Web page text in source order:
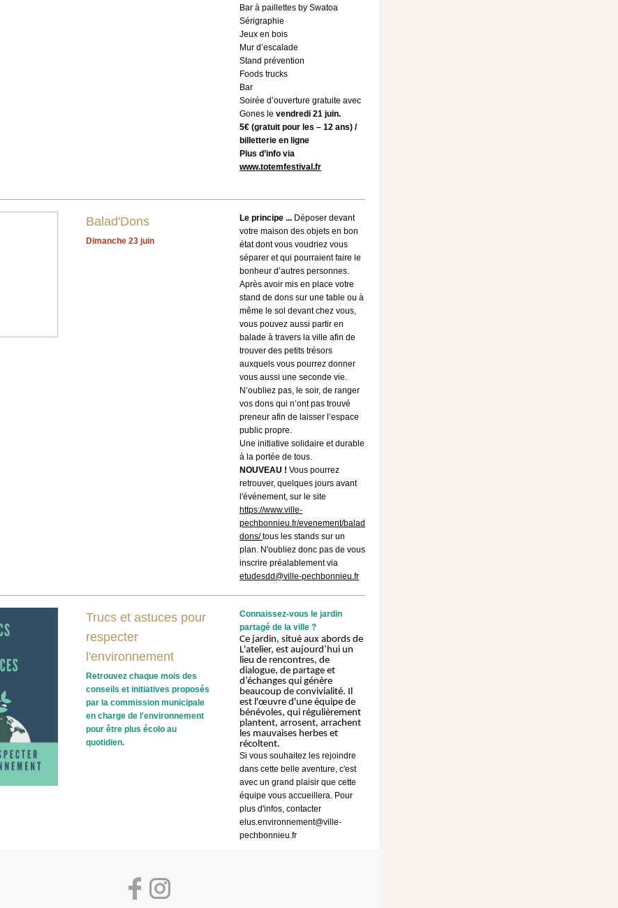
Bar à paillettes by Swatoa
Sérigraphie
Jeux en bois
Mur d’escalade
Stand prévention
Foods trucks
Bar
Soirée d’ouverture gratuite avec
Gones le vendredi 21 juin.
5€ (gratuit pour les – 12 ans) /
billetterie en ligne
Plus d’info via
www.totemfestival.fr
Balad'Dons
Dimanche 23 juin
Le principe ... Déposer devant
votre maison des objets en bon
état dont vous voudriez vous
séparer et qui pourraient faire le
bonheur d’autres personnes.
Après avoir mis en place votre
stand de dons sur une table ou à
même le sol devant chez vous,
vous pouvez aussi partir en
balade à travers la ville afin de
trouver des petits trésors
auxquels vous pourrez donner
vous aussi une seconde vie.
N’oubliez pas, le soir, de ranger
vos dons qui n’ont pas trouvé
preneur afin de laisser l’espace
public propre.
Une initiative solidaire et durable
à la portée de tous.
NOUVEAU ! Vous pourrez
retrouver, quelques jours avant
l'événement, sur le site
https://www.ville-
pechbonnieu.fr/evenement/balad
dons/tous les stands sur un
plan. N'oubliez donc pas de vous
inscrire préalablement via
etudesdd@ville-pechbonnieu.fr
Trucs et astuces pour
respecter
l'environnement
Retrouvez chaque mois des
conseils et initiatives proposés
par la commission municipale
en charge de l'environnement
pour être plus écolo au
quotidien.
Connaissez-vous le jardin
partagé de la ville ?
Ce jardin, situé aux abords de
L'atelier, est aujourd’hui un
lieu de rencontres, de
dialogue, de partage et
d’échanges qui génère
beaucoup de convivialité. Il
est l'œuvre d'une équipe de
bénévoles, qui régulièrement
plantent, arrosent, arrachent
les mauvaises herbes et
récoltent.
Si vous souhaitez les rejoindre
dans cette belle aventure, c'est
avec un grand plaisir que cette
équipe vous accueillera. Pour
plus d'infos, contacter
elus.environnement@ville-
pechbonnieu.fr